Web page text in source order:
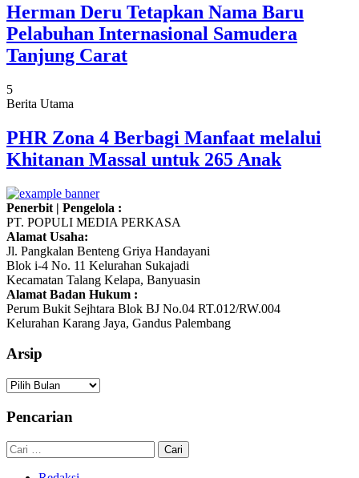
Herman Deru Tetapkan Nama Baru
Pelabuhan Internasional Samudera
Tanjung Carat
5
Berita Utama
PHR Zona 4 Berbagi Manfaat melalui
Khitanan Massal untuk 265 Anak
Penerbit | Pengelola :
PT. POPULI MEDIA PERKASA
Alamat Usaha:
Jl. Pangkalan Benteng Griya Handayani
Blok i-4 No. 11 Kelurahan Sukajadi
Kecamatan Talang Kelapa, Banyuasin
Alamat Badan Hukum :
Perum Bukit Sejhtara Blok BJ No.04 RT.012/RW.004
Kelurahan Karang Jaya, Gandus Palembang
Arsip
Arsip
Pencarian
Cari
untuk: